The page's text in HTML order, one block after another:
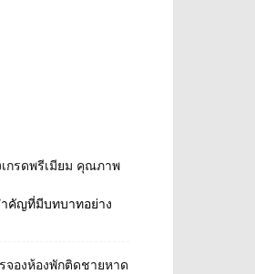
กรดพรีเมียม คุณภาพ
คัญที่มีบทบาทอย่าง
องห้องพักติดชายหาด